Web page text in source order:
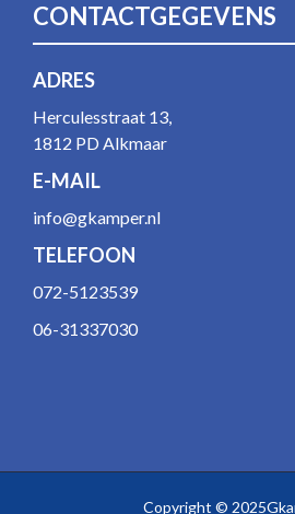
CONTACTGEGEVENS
ADRES
Herculesstraat 13,
1812 PD Alkmaar
E-MAIL
info@gkamper.nl
TELEFOON
072-5123539
06-31337030
Copyright ©